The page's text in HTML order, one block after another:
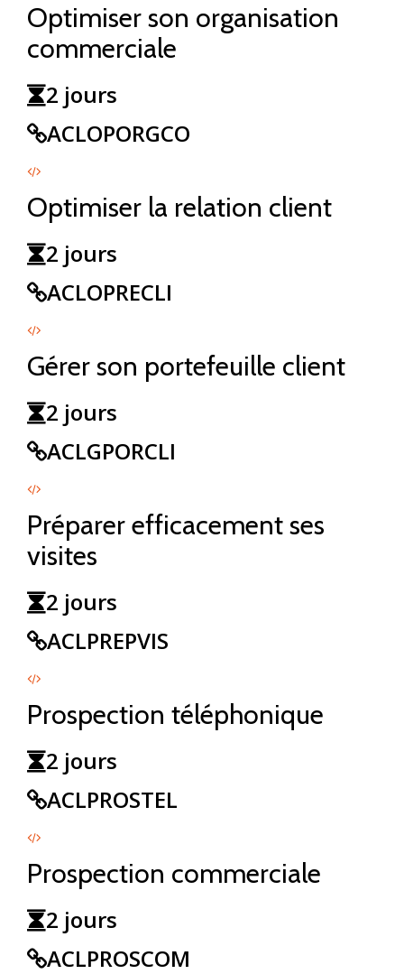
Optimiser son organisation
commerciale
2 jours
ACLOPORGCO
Optimiser la relation client
2 jours
ACLOPRECLI
Gérer son portefeuille client
2 jours
ACLGPORCLI
Préparer efficacement ses
visites
2 jours
ACLPREPVIS
Prospection téléphonique
2 jours
ACLPROSTEL
Prospection commerciale
2 jours
ACLPROSCOM